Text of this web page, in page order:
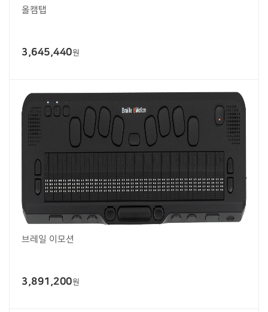
올캠탭
3,645,440원
브레일 이모션
3,891,200원